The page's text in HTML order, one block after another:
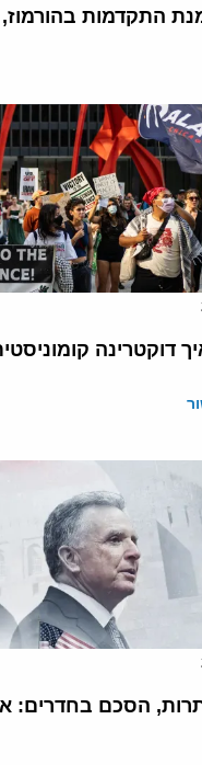
התקדמות בהורמוז,
דוקטרינה
הסכם בחדרים: